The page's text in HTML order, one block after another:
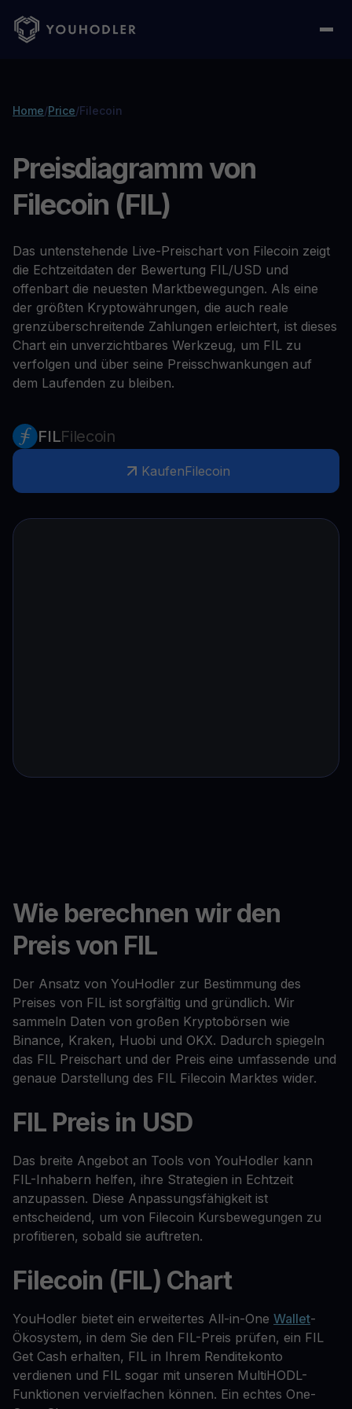
Home/Price/Filecoin
Preisdiagramm von
Filecoin (FIL)
Das untenstehende Live-Preischart von Filecoin zeigt
die Echtzeitdaten der Bewertung FIL/USD und
offenbart die neuesten Marktbewegungen. Als eine
der größten Kryptowährungen, die auch reale
grenzüberschreitende Zahlungen erleichtert, ist dieses
Chart ein unverzichtbares Werkzeug, um FIL zu
verfolgen und über seine Preisschwankungen auf
dem Laufenden zu bleiben.
FILFilecoin
KaufenFilecoin
Wie berechnen wir den
Preis von FIL
Der Ansatz von YouHodler zur Bestimmung des
Preises von FIL ist sorgfältig und gründlich. Wir
sammeln Daten von großen Kryptobörsen wie
Binance, Kraken, Huobi und OKX. Dadurch spiegeln
das FIL Preischart und der Preis eine umfassende und
genaue Darstellung des FIL Filecoin Marktes wider.
FIL Preis in USD
Das breite Angebot an Tools von YouHodler kann
FIL-Inhabern helfen, ihre Strategien in Echtzeit
anzupassen. Diese Anpassungsfähigkeit ist
entscheidend, um von Filecoin Kursbewegungen zu
profitieren, sobald sie auftreten.
Filecoin (FIL) Chart
YouHodler bietet ein erweitertes All-in-One Wallet-
Ökosystem, in dem Sie den FIL-Preis prüfen, ein FIL
Get Cash erhalten, FIL in Ihrem Renditekonto
verdienen und FIL sogar mit unseren MultiHODL-
Funktionen vervielfachen können. Ein echtes One-